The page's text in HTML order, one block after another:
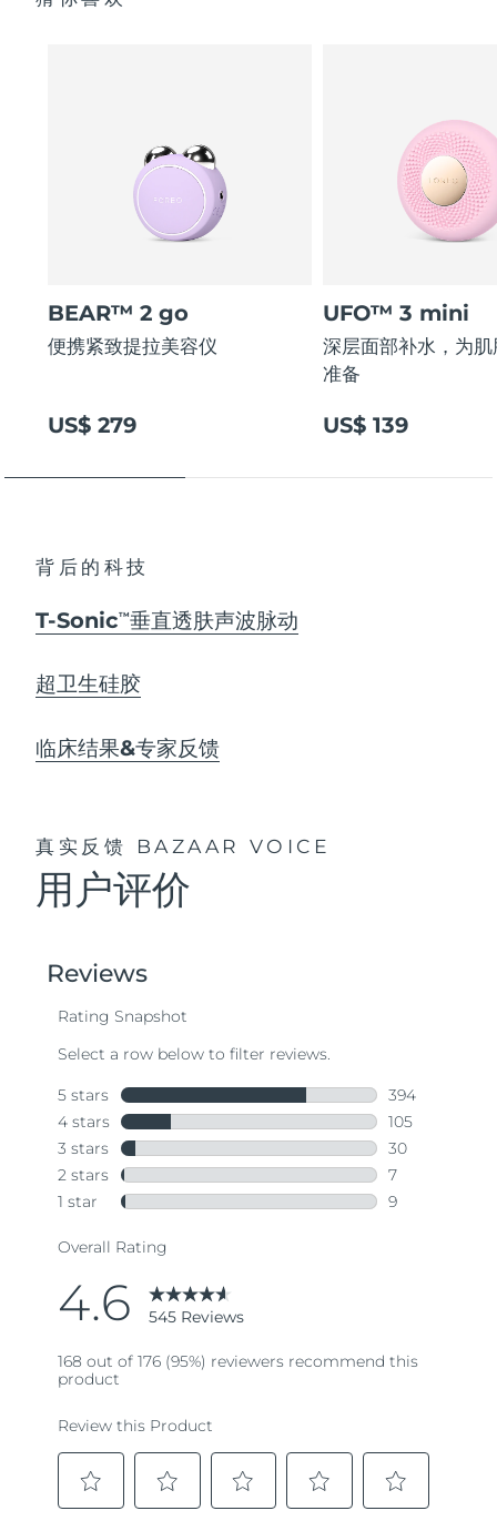
BEAR™ 2 go
便携紧致提拉美容仪
US$ 279
UFO™ 3 mini
深层面部补水，为
准备
US$ 139
背后的科技
T-SonicTM 垂直透肤声波脉动
超卫生硅胶
临床结果&专家反馈
真实反馈 BAZAAR VOICE
用户评价